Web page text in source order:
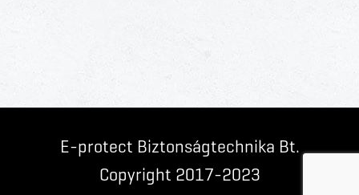
E-protect Biztonságtechnika Bt.
Copyright 2017-2023